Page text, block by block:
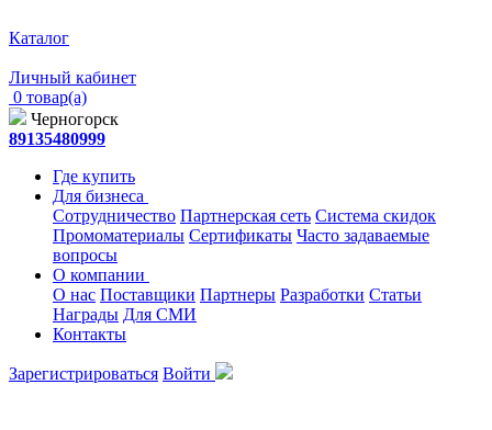
Каталог
Личный кабинет
0 товар(а)
Черногорск
89135480999
Где купить
Для бизнеса
Сотрудничество Партнерская сеть Система скидок
Промоматериалы Сертификаты Часто задаваемые
вопросы
О компании
О нас Поставщики Партнеры Разработки Статьи
Награды Для СМИ
Контакты
Зарегистрироваться Войти